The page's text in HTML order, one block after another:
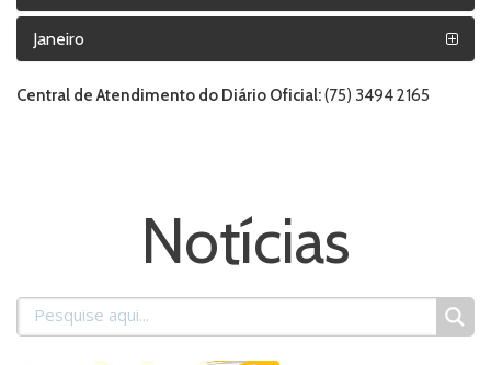
Janeiro
Central de Atendimento do Diário Oficial:(75) 3494 2165
Notícias